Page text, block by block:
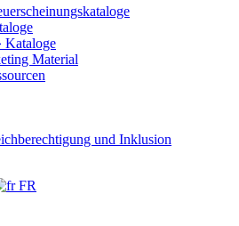
Kataloge
Material
und Inklusion
FR